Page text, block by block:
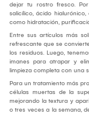
dejar tu rostro fresco.
salicílico, ácido
como hidratación,
Entre sus artículos más
refrescante que se
los residuos. Luego,
imanes para atrapar y
limpieza completa con una
Para un tratamiento más
células muertas de la
mejorando la textura y
o tres veces a la semana,